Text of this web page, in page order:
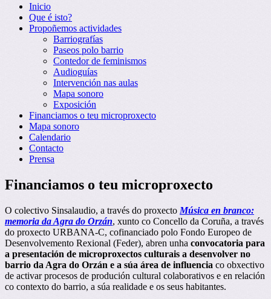
Inicio
Que é isto?
Propoñemos actividades
Barriografías
Paseos polo barrio
Contedor de feminismos
Audioguías
Intervención nas aulas
Mapa sonoro
Exposición
Financiamos o teu microproxecto
Mapa sonoro
Calendario
Contacto
Prensa
Financiamos o teu microproxecto
O colectivo Sinsalaudio, a través do proxecto Música en branco:
memoria da Agra do Orzán, xunto co Concello da Coruña, a través
do proxecto URBANA-C, cofinanciado polo Fondo Europeo de
Desenvolvemento Rexional (Feder), abren unha convocatoria para
a presentación de microproxectos culturais a desenvolver no
barrio da Agra do Orzán e a súa área de influencia co obxectivo
de activar procesos de produción cultural colaborativos e en relación
co contexto do barrio, a súa realidade e os seus habitantes.